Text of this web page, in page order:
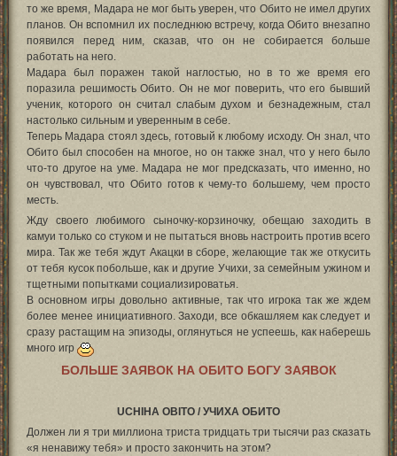
то же время, Мадара не мог быть уверен, что Обито не имел других
планов. Он вспомнил их последнюю встречу, когда Обито внезапно
появился перед ним, сказав, что он не собирается больше
работать на него.
Мадара был поражен такой наглостью, но в то же время его
поразила решимость Обито. Он не мог поверить, что его бывший
ученик, которого он считал слабым духом и безнадежным, стал
настолько сильным и уверенным в себе.
Теперь Мадара стоял здесь, готовый к любому исходу. Он знал, что
Обито был способен на многое, но он также знал, что у него было
что-то другое на уме. Мадара не мог предсказать, что именно, но
он чувствовал, что Обито готов к чему-то большему, чем просто
месть.
Жду своего любимого сыночку-корзиночку, обещаю заходить в
камуи только со стуком и не пытаться вновь настроить против всего
мира. Так же тебя ждут Акацки в сборе, желающие так же откусить
от тебя кусок побольше, как и другие Учихи, за семейным ужином и
тщетными попытками социализироватья.
В основном игры довольно активные, так что игрока так же ждем
более менее инициативного. Заходи, все обкашляем как следует и
сразу растащим на эпизоды, оглянуться не успеешь, как наберешь
много игр
БОЛЬШЕ ЗАЯВОК НА ОБИТО БОГУ ЗАЯВОК
UCHIHA OBITO / УЧИХА ОБИТО
Должен ли я три миллиона триста тридцать три тысячи раз сказать
«я ненавижу тебя» и просто закончить на этом?